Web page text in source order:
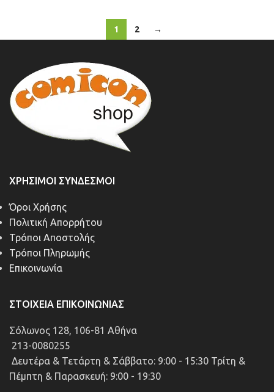
1 2 →
ΧΡΉΣΙΜΟΙ ΣΎΝΔΕΣΜΟΙ
Όροι Χρήσης
Πολιτική Απορρήτου
Τρόποι Αποστολής
Τρόποι Πληρωμής
Επικοινωνία
ΣΤΟΙΧΕΊΑ ΕΠΙΚΟΙΝΩΝΊΑΣ
Σόλωνος 128, 106-81 Αθήνα
213-0080255
Δευτέρα & Τετάρτη & Σάββατο: 9:00 - 15:30 Τρίτη &
Πέμπτη & Παρασκευή: 9:00 - 19:30